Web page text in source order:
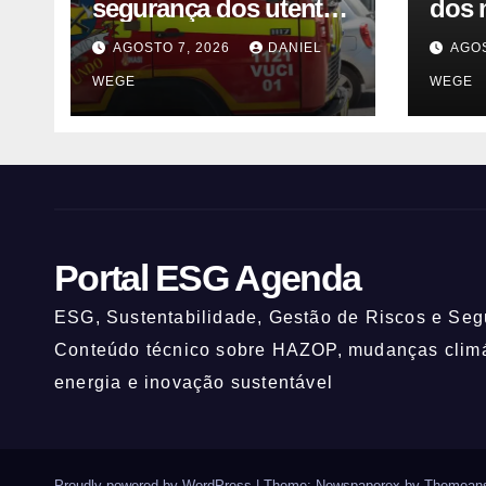
segurança dos utentes
após acidente –
Observador
AGOSTO 7, 2026 DANIEL
WEGE
dos
WEGE
Portal ESG Agenda
ESG, Sustentabilidade, Gestão de Riscos e
Conteúdo técnico sobre HAZOP, mudanças
energia e inovação sustentável